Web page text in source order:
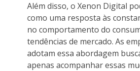
Além disso, o Xenon Digital
como uma resposta às
no comportamento do
tendências de mercado. As
adotam essa abordagem
apenas acompanhar essas